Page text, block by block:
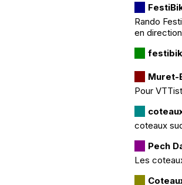
Rando
en
Muret-
Pour
coteaux
Pech
Les